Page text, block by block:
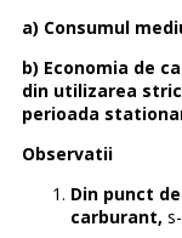
a) Consumul
b) Economia de
din utilizarea
perioada
Observatii
Din punct
carburant,